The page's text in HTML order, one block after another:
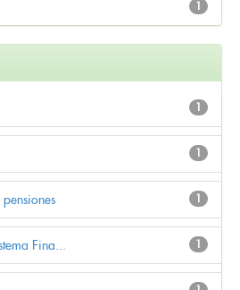
1
1
1
1
1
Fina...